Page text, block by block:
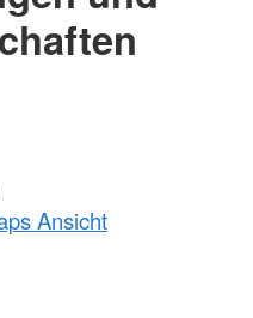
Ansicht